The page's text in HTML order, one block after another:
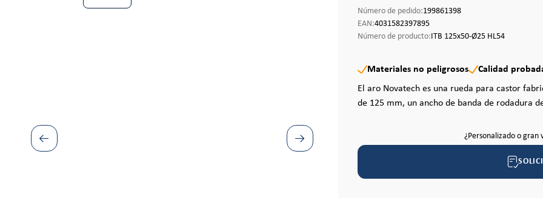
Número de pedido:199861398
EAN:4031582397895
Número de producto:ITB 125x50-Ø25 HL54
Materiales no peligrosos
Calidad
El aro Novatech es una rueda para castor
de 125 mm, un ancho de banda de rodadura
¿Personalizado o gran